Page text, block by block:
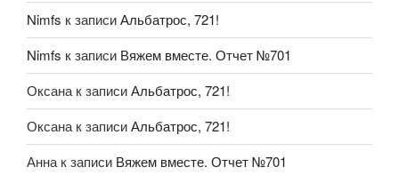
Nimfs к записиАльбатрос, 721!
Nimfs к записи Вяжем вместе. Отчет №701
Оксанак записиАльбатрос, 721!
Оксанак записиАльбатрос, 721!
Аннак записи Вяжем вместе. Отчет №701